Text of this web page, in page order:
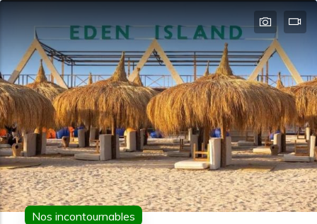
Nos incontournables